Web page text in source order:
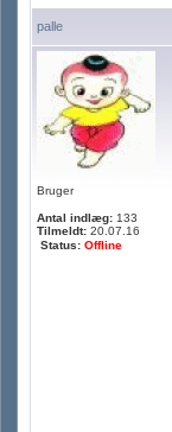
palle
Bruger
Antal indlæg: 133
Tilmeldt: 20.07.16
Status: Offline